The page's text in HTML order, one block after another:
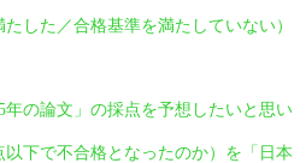
した／合格基準を満たしていない）
の論文」の採点を予想したいと思い
下で不合格となったのか）を「日本